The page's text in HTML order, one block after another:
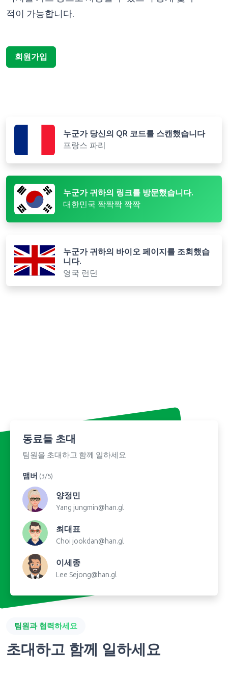
프랑스 파리
대한민국 짝짝짝 짝짝
니다.
영국 런던
회원가입
팀원을 초대하고 함께 일하세요
Yangjungmin@han.gl
Choi jookdan@han.gl
Lee Sejong@han.gl